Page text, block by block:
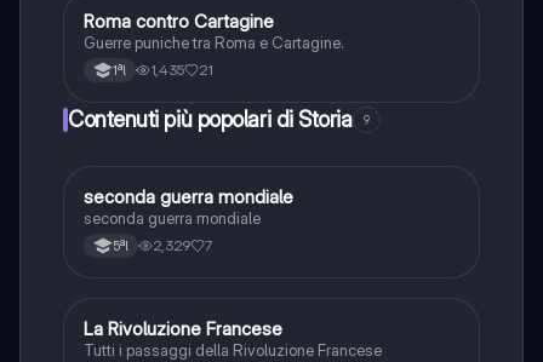
Storia
Roma contro Cartagine
Guerre puniche tra Roma e Cartagine.
1ªl 1,435 21
Contenuti più popolari di Storia 9
SStoria
seconda guerra mondiale
seconda guerra mondiale
5ªl 2,329 7
Storia
La Rivoluzione Francese
Tutti i passaggi della Rivoluzione Francese